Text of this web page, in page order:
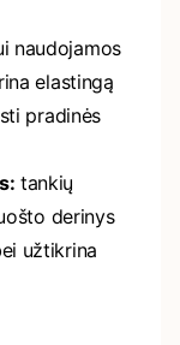
naudojamos
elastingą
pradinės
tankių
derinys
užtikrina